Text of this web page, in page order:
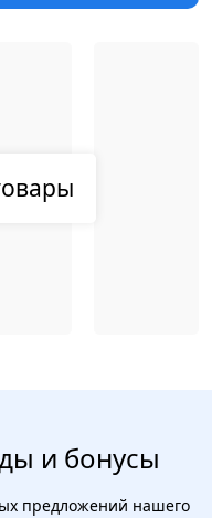
и бонусы
предложений нашего